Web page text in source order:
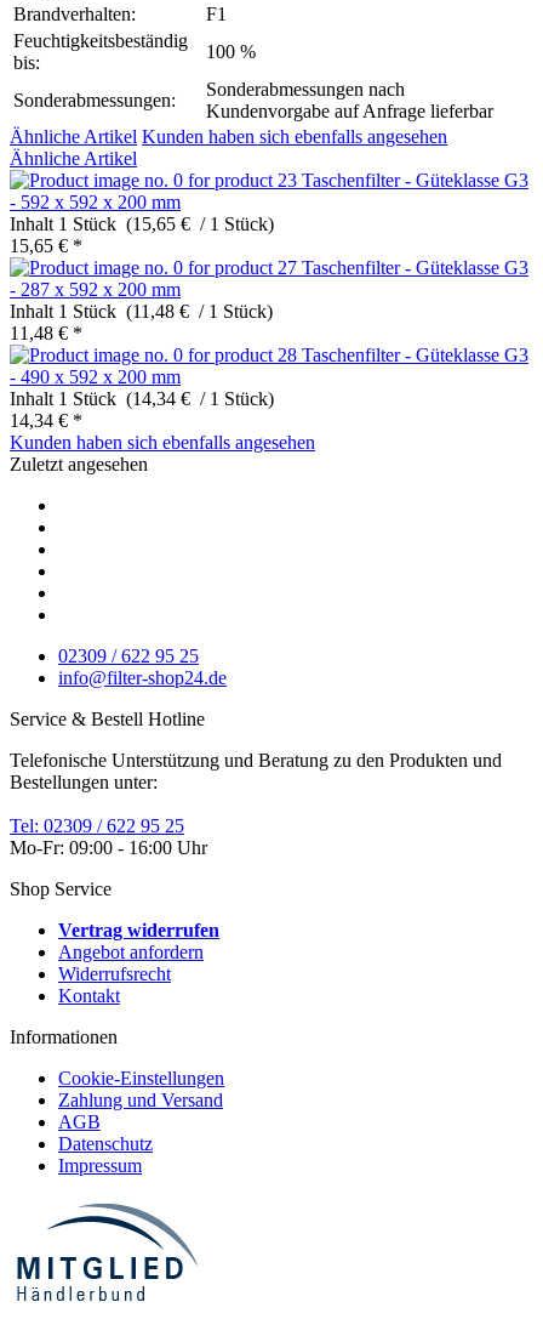
Brandverhalten:
F1
Feuchtigkeitsbeständig
bis:
100 %
Sonderabmessungen:
Sonderabmessungen nach
Kundenvorgabe auf Anfrage lieferbar
Ähnliche Artikel Kunden haben sich ebenfalls angesehen
Ähnliche Artikel
Taschenfilter - Güteklasse G3
- 592 x 592 x 200 mm
Inhalt 1 Stück (15,65 € / 1 Stück)
15,65 € *
Taschenfilter - Güteklasse G3
- 287 x 592 x 200 mm
Inhalt 1 Stück (11,48 € / 1 Stück)
11,48 € *
Taschenfilter - Güteklasse G3
- 490 x 592 x 200 mm
Inhalt 1 Stück (14,34 € / 1 Stück)
14,34 € *
Kunden haben sich ebenfalls angesehen
Zuletzt angesehen
02309 / 622 95 25
info@filter-shop24.de
Service & Bestell Hotline
Telefonische Unterstützung und Beratung zu den Produkten und
Bestellungen unter:
Tel: 02309 / 622 95 25
Mo-Fr: 09:00 - 16:00 Uhr
Shop Service
Vertrag widerrufen
Angebot anfordern
Widerrufsrecht
Kontakt
Informationen
Cookie-Einstellungen
Zahlung und Versand
AGB
Datenschutz
Impressum